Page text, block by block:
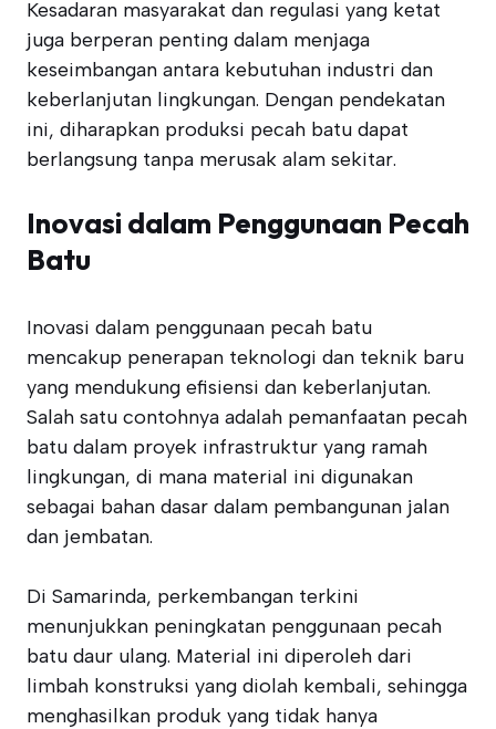
Kesadaran masyarakat dan regulasi yang ketat
juga berperan penting dalam menjaga
keseimbangan antara kebutuhan industri dan
keberlanjutan lingkungan. Dengan pendekatan
ini, diharapkan produksi pecah batu dapat
berlangsung tanpa merusak alam sekitar.
Inovasi dalam Penggunaan Pecah
Batu
Inovasi dalam penggunaan pecah batu
mencakup penerapan teknologi dan teknik baru
yang mendukung efisiensi dan keberlanjutan.
Salah satu contohnya adalah pemanfaatan pecah
batu dalam proyek infrastruktur yang ramah
lingkungan, di mana material ini digunakan
sebagai bahan dasar dalam pembangunan jalan
dan jembatan.
Di Samarinda, perkembangan terkini
menunjukkan peningkatan penggunaan pecah
batu daur ulang. Material ini diperoleh dari
limbah konstruksi yang diolah kembali, sehingga
menghasilkan produk yang tidak hanya